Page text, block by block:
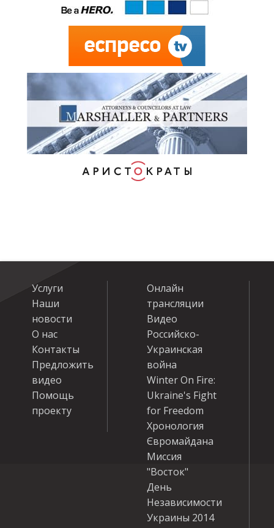
Услуги
Наши
новости
О нас
Контакты
Предложить
видео
Помощь
проекту
Онлайн
трансляции
Видео
Российско-
Украинская
война
Winter On Fire:
Ukraine's Fight
for Freedom
Хронология
Євромайдана
Миссия
"Восток"
День
Независимости
Украины 2014